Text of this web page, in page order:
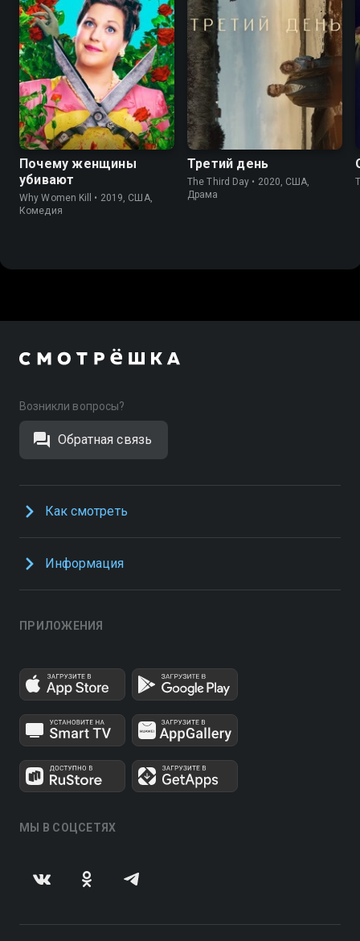
8.3 8.3
Почему женщины
убивают
Why Women Kill • 2019, США,
Комедия
6.2
Третий день
The Third Day • 2020, США,
Драма
Возникли вопросы?
Обратная связь
Как смотреть
Информация
ПРИЛОЖЕНИЯ
МЫ В СОЦСЕТЯХ